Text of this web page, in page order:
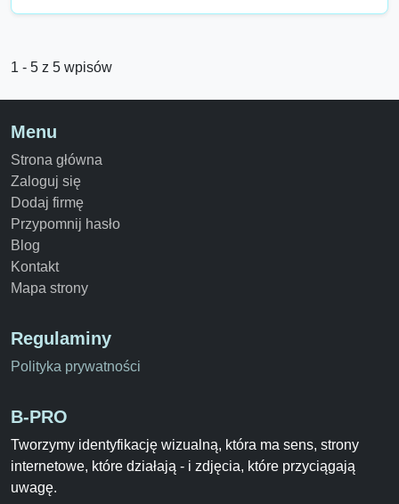
1 - 5 z 5 wpisów
Menu
Strona główna
Zaloguj się
Dodaj firmę
Przypomnij hasło
Blog
Kontakt
Mapa strony
Regulaminy
Polityka prywatności
B-PRO
Tworzymy identyfikację wizualną, która ma sens, strony
internetowe, które działają - i zdjęcia, które przyciągają
uwagę.